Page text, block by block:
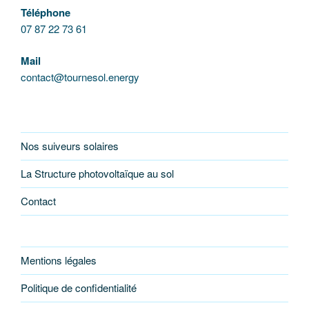
Téléphone
07 87 22 73 61
Mail
contact@tournesol.energy
Nos suiveurs solaires
La Structure photovoltaïque au sol
Contact
Mentions légales
Politique de confidentialité